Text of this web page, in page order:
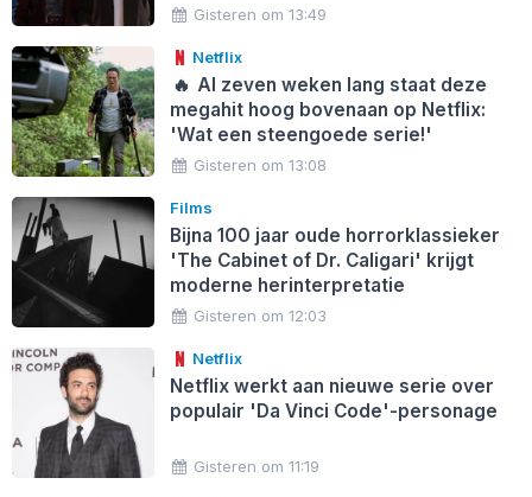
Gisteren om 13:49
Netflix
🔥 Al zeven weken lang staat deze
megahit hoog bovenaan op Netflix:
'Wat een steengoede serie!'
Gisteren om 13:08
Films
Bijna 100 jaar oude horrorklassieker
'The Cabinet of Dr. Caligari' krijgt
moderne herinterpretatie
Gisteren om 12:03
Netflix
Netflix werkt aan nieuwe serie over
populair 'Da Vinci Code'-personage
Gisteren om 11:19